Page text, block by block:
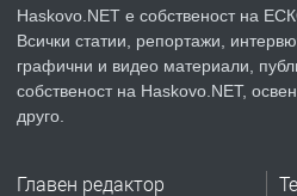
ПРЕДЛАГА
Продавам
Haskovo.NET е собственост на
Всички статии, репортажи,
графични и видео материали,
собственост на Haskovo.NET,
друго.
Главен редактор